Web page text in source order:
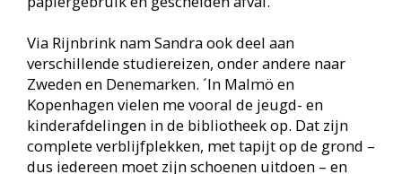
leuke dingen. Lang niet alles is toepasbaar bij ons
en daardoor voelt het wel eens als appels met
peren vergelijken. Maar geïnspireerd blijven is
belangrijk.’
In die context wil ze ook graag uren vrijmaken om
collega’s de gelegenheid te geven om andere
bibliotheken te bezoeken en daar, met een